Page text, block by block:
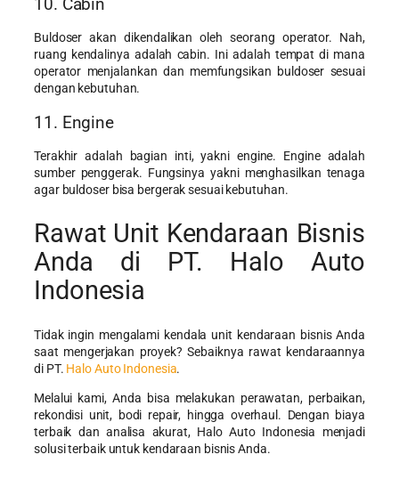
10. Cabin
Buldoser akan dikendalikan oleh seorang operator. Nah,
ruang kendalinya adalah cabin. Ini adalah tempat di mana
operator menjalankan dan memfungsikan buldoser sesuai
dengan kebutuhan.
11. Engine
Terakhir adalah bagian inti, yakni engine. Engine adalah
sumber penggerak. Fungsinya yakni menghasilkan tenaga
agar buldoser bisa bergerak sesuai kebutuhan.
Rawat Unit Kendaraan Bisnis
Anda di PT. Halo Auto
Indonesia
Tidak ingin mengalami kendala unit kendaraan bisnis Anda
saat mengerjakan proyek? Sebaiknya rawat kendaraannya
di PT. Halo Auto Indonesia.
Melalui kami, Anda bisa melakukan perawatan, perbaikan,
rekondisi unit, bodi repair, hingga overhaul. Dengan biaya
terbaik dan analisa akurat, Halo Auto Indonesia menjadi
solusi terbaik untuk kendaraan bisnis Anda.